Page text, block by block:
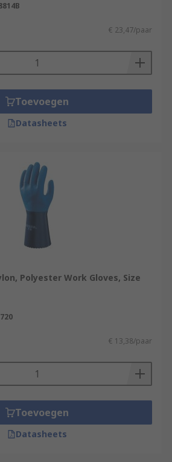
€ 23,47/paar
Toevoegen
Datasheets
Polyester Work Gloves, Size
€ 13,38/paar
Toevoegen
Datasheets